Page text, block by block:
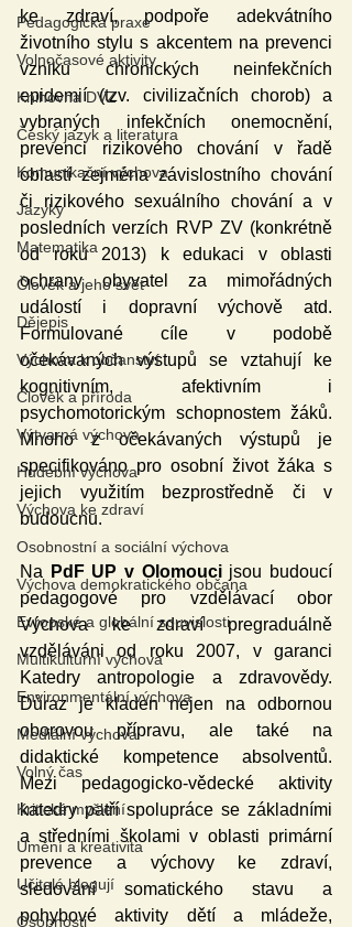
Pedagogická praxe
Volnočasové aktivity
Knihovna DVZ
Český jazyk a literatura
Komunikační výchova
Jazyky
Matematika
Člověk a jeho svět
Dějepis
Výchova k občanství
Člověk a příroda
Výtvarná výchova
Hudební výchova
Výchova ke zdraví
Osobnostní a sociální výchova
Výchova demokratického občana
Evropské a globální souvislosti
Multikulturní výchova
Environmentální výchova
Mediální výchova
Volný čas
Kritické myšlení
Umění a kreativita
Učitelé blogují
Osobnosti
ke zdraví, podpoře adekvátního
životního stylu s akcentem na prevenci
vzniku chronických neinfekčních
epidemií (tzv. civilizačních chorob) a
vybraných infekčních onemocnění,
prevenci rizikového chování v řadě
oblastí zejména závislostního chování
či rizikového sexuálního chování a v
posledních verzích RVP ZV (konkrétně
od roku 2013) k edukaci v oblasti
ochrany obyvatel za mimořádných
událostí i dopravní výchově atd.
Formulované cíle v podobě
očekávaných výstupů se vztahují ke
kognitivním, afektivním i
psychomotorickým schopnostem žáků.
Mnoho z očekávaných výstupů je
specifikováno pro osobní život žáka s
jejich využitím bezprostředně či v
budoucnu.
Na PdF UP v Olomouci jsou budoucí
pedagogové pro vzdělávací obor
Výchova ke zdraví pregraduálně
vzděláváni od roku 2007, v garanci
Katedry antropologie a zdravovědy.
Důraz je kladen nejen na odbornou
oborovou přípravu, ale také na
didaktické kompetence absolventů.
Mezi pedagogicko-vědecké aktivity
katedry patří spolupráce se základními
a středními školami v oblasti primární
prevence a výchovy ke zdraví,
sledování somatického stavu a
pohybové aktivity dětí a mládeže,